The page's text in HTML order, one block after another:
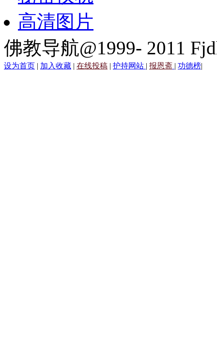
高清图片
佛教导航@1999- 2011
设为首页 | 加入收藏 | 在线投稿 | 护持网站 | 报恩斋 | 功德榜|